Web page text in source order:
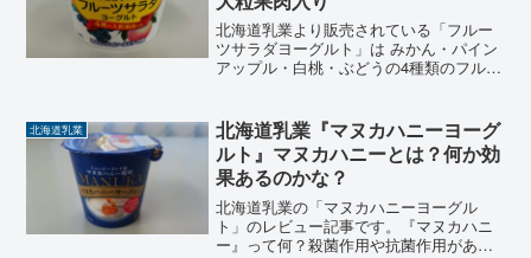
北海道乳業より販売されている「フルー
ツサラダヨーグルト」は みかん・パイン
アップル・白桃・ぶどうの4種類のフルー
ト」との名称ですが「サラダ（野菜）」
は入っていません。 食...
北海道乳業
北海道乳業『マヌカハニーヨーグ
ルト』マヌカハニーとは？何か効
果あるのかな？
北海道乳業の「マヌカハニーヨーグル
ト」のレビュー記事です。『マヌカハニ
ー』って何？殺菌作用や抗菌作用がある